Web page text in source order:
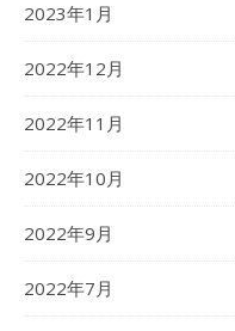
2023年1月
2022年12月
2022年11月
2022年10月
2022年9月
2022年7月